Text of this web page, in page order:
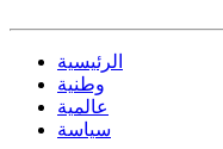
الرئيسية
وطنية
عالمية
سياسة